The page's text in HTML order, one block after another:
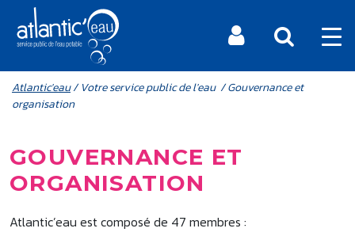
Aller au contenu principal
MENU MOBILE
FIL D'ARIANE
Atlantic'eau/ Votre service public de l'eau / Gouvernance et
organisation
GOUVERNANCE ET
ORGANISATION
Atlantic’eau est composé de 47 membres :